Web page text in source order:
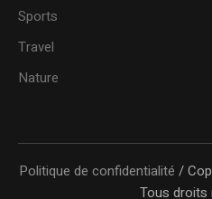
Sports
Travel
Nature
Politique de confidentialité /
Tous droits